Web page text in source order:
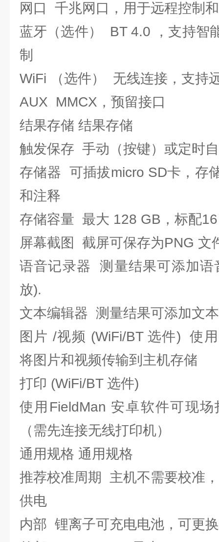
网口 千兆网口，用于远程控制
蓝牙（选件） BT 4.0 ，支持智
制
WiFi （选件） 无线连接，支持
AUX MMCX，预留接口
结果存储 结果存储
触发保存 手动（按键）或定时
存储器 可插拔micro SD卡，存
和注释
存储容量 最大 128 GB，标配
屏幕截图 截屏可保存为PNG 文
语音记录器 测量结果可添加语
放).
文本编辑器 测量结果可添加文
图片 /视频 (WiFi/BT 选件) 使
将图片和视频传输到主机存储
打印 (WiFi/BT 选件)
使用FieldMan 安卓软件可现
（需先连接无线打印机）
通用规格 通用规格
推荐校准周期 主机不需要校准
供电
内部 锂离子可充电电池，可更换